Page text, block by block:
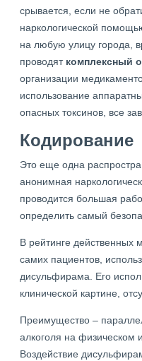
срывается, если не
наркологической
на любую улицу города,
проводят комплексный
организации
использование
опасных токсинов, все
Кодирование
Это еще одна
анонимная
проводится большая
определить самый
В рейтинге действенных
самих пациентов,
дисульфирама. Его
клинической картине,
Преимущество –
алкоголя на физическом
Воздействие